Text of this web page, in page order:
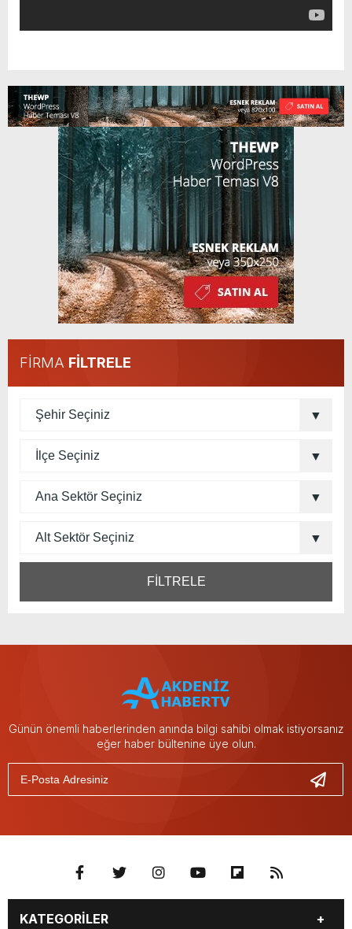
FİRMA FİLTRELE
FİLTRELE
Günün önemli haberlerinden anında bilgi sahibi olmak istiyorsanız
eğer haber bültenine üye olun.
KATEGORİLER